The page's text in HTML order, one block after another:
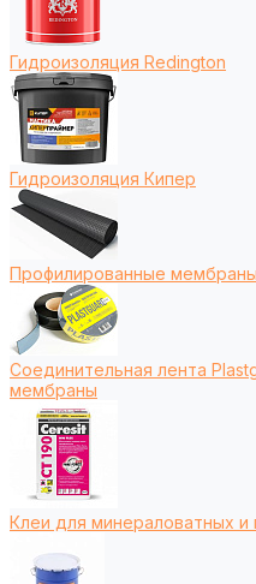
Гидроизоляция Redington
Гидроизоляция Кипер
Профилированные мембраны
Соединительная лента
мембраны
Клеи для минераловатных и